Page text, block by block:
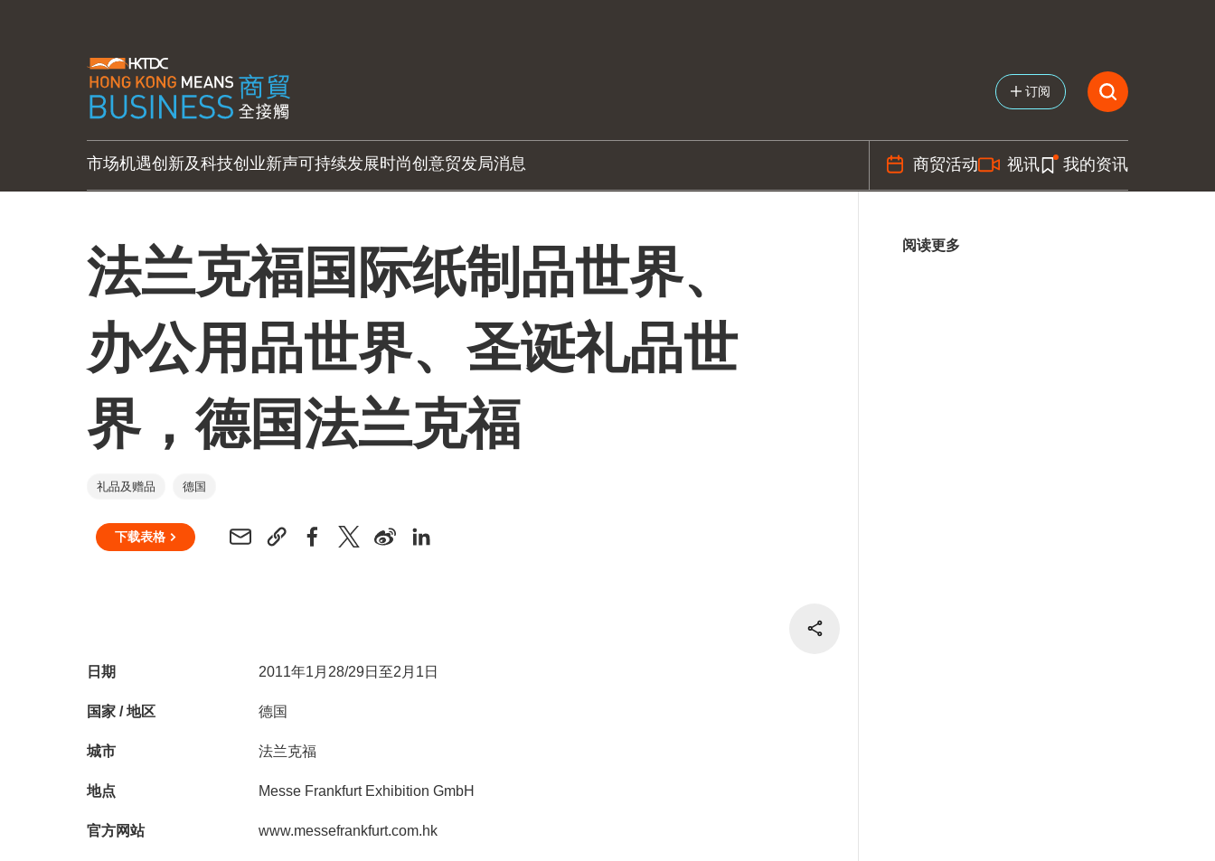
订阅
市场机遇创新及科技创业新声可持续发展时尚创意贸发局消息 商贸活动 视讯 我的资讯
法兰克福国际纸制品世界、
办公用品世界、圣诞礼品世
界，德国法兰克福
礼品及赠品 德国
下载表格
日期 2011年1月28/29日至2月1日
国家 / 地区 德国
城市 法兰克福
地点 Messe Frankfurt Exhibition GmbH
官方网站 www.messefrankfurt.com.hk
阅读更多